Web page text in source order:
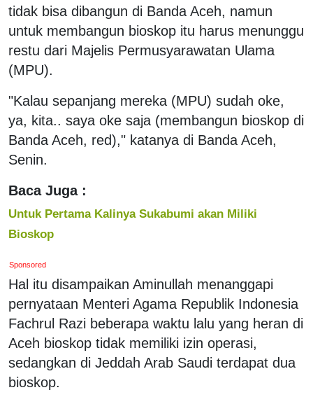
tidak bisa dibangun di Banda Aceh, namun
untuk membangun bioskop itu harus menunggu
restu dari Majelis Permusyarawatan Ulama
(MPU).
"Kalau sepanjang mereka (MPU) sudah oke,
ya, kita.. saya oke saja (membangun bioskop di
Banda Aceh, red)," katanya di Banda Aceh,
Senin.
Baca Juga :
Untuk Pertama Kalinya Sukabumi akan Miliki
Bioskop
Sponsored
Hal itu disampaikan Aminullah menanggapi
pernyataan Menteri Agama Republik Indonesia
Fachrul Razi beberapa waktu lalu yang heran di
Aceh bioskop tidak memiliki izin operasi,
sedangkan di Jeddah Arab Saudi terdapat dua
bioskop.